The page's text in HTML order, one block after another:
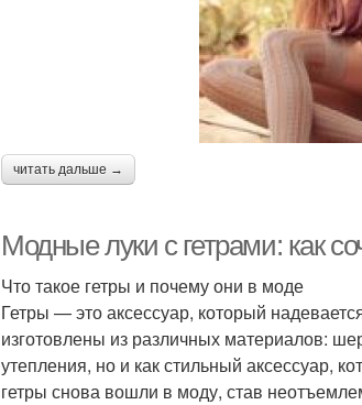
читать дальше →
Модные луки с гетрами: как
Что такое гетры и почему они в моде
Гетры — это аксессуар, который
изготовлены из различных материалов:
утепления, но и как стильный аксессуар,
гетры снова вошли в моду, став